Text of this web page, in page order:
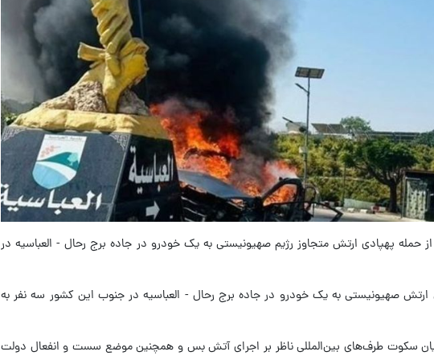
از حمله پهپادی ارتش متجاوز رژیم صهیونیستی به یک خودرو در جاده برج رحال - العباسیه در
ارتش صهیونیستی به یک خودرو در جاده برج رحال - العباسیه در جنوب این کشور سه نفر به
میان سکوت طرف‌های بین‌المللی ناظر بر اجرای آتش بس و همچنین موضع سست و انفعال دولت